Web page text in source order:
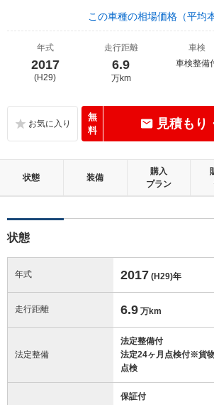
この車種の相場価格（平均
年式
2017
(H29)
走行距離
6.9
万km
車検
車検整備
無
料
見積もり
状態 装備
購入
プラン
状態
年式 2017 (H29)年
走行距離 6.9 万km
法定整備
法定整備付
法定24ヶ月点検付※貨
点検
保証付